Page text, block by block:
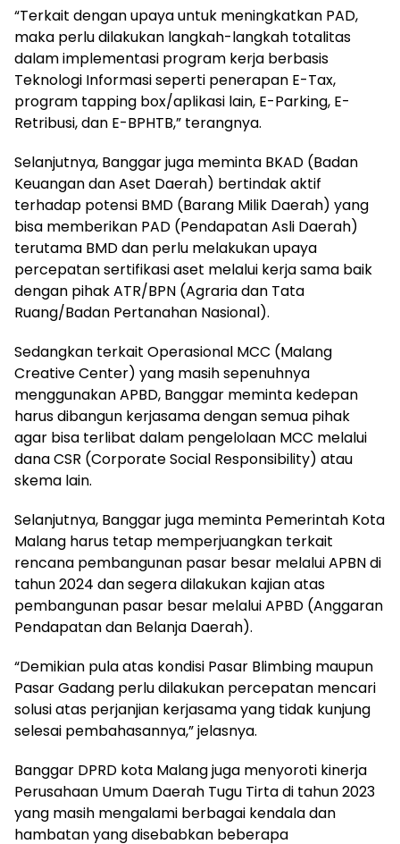
“Terkait dengan upaya untuk meningkatkan PAD,
maka perlu dilakukan langkah-langkah totalitas
dalam implementasi program kerja berbasis
Teknologi Informasi seperti penerapan E-Tax,
program tapping box/aplikasi lain, E-Parking, E-
Retribusi, dan E-BPHTB,” terangnya.
Selanjutnya, Banggar juga meminta BKAD (Badan
Keuangan dan Aset Daerah) bertindak aktif
terhadap potensi BMD (Barang Milik Daerah) yang
bisa memberikan PAD (Pendapatan Asli Daerah)
terutama BMD dan perlu melakukan upaya
percepatan sertifikasi aset melalui kerja sama baik
dengan pihak ATR/BPN (Agraria dan Tata
Ruang/Badan Pertanahan Nasional).
Sedangkan terkait Operasional MCC (Malang
Creative Center) yang masih sepenuhnya
menggunakan APBD, Banggar meminta kedepan
harus dibangun kerjasama dengan semua pihak
agar bisa terlibat dalam pengelolaan MCC melalui
dana CSR (Corporate Social Responsibility) atau
skema lain.
Selanjutnya, Banggar juga meminta Pemerintah Kota
Malang harus tetap memperjuangkan terkait
rencana pembangunan pasar besar melalui APBN di
tahun 2024 dan segera dilakukan kajian atas
pembangunan pasar besar melalui APBD (Anggaran
Pendapatan dan Belanja Daerah).
“Demikian pula atas kondisi Pasar Blimbing maupun
Pasar Gadang perlu dilakukan percepatan mencari
solusi atas perjanjian kerjasama yang tidak kunjung
selesai pembahasannya,” jelasnya.
Banggar DPRD kota Malang juga menyoroti kinerja
Perusahaan Umum Daerah Tugu Tirta di tahun 2023
yang masih mengalami berbagai kendala dan
hambatan yang disebabkan beberapa